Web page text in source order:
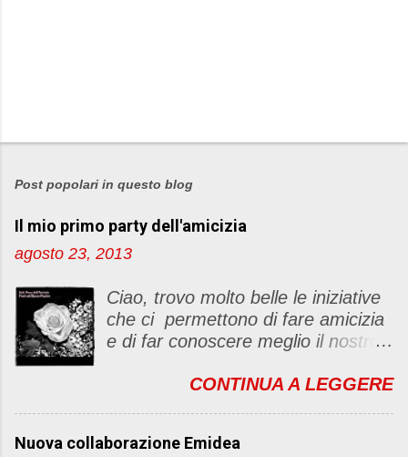
P
s
a
u
c
o
m
m
t
o
Post popolari in questo blog
Il mio primo party dell'amicizia
agosto 23, 2013
Ciao, trovo molto belle le iniziative
che ci permettono di fare amicizia
e di far conoscere meglio il nostro
un "party" dell'amicizia .... Mi
post, ma anche di sentimenti ed
CONTINUA A LEGGERE
Nuova collaborazione Emidea